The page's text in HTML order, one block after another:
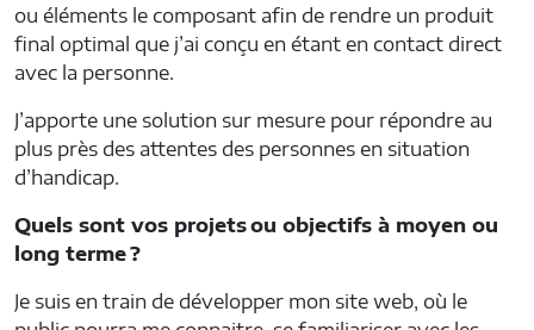
ou éléments le composant afin de rendre un produit
final optimal que j’ai conçu en étant en contact direct
avec la personne.
J’apporte une solution sur mesure pour répondre au
plus près des attentes des personnes en situation
d’handicap.
Quels sont vos projets ou objectifs à moyen ou
long terme ?
Je suis en train de développer mon site web, où le